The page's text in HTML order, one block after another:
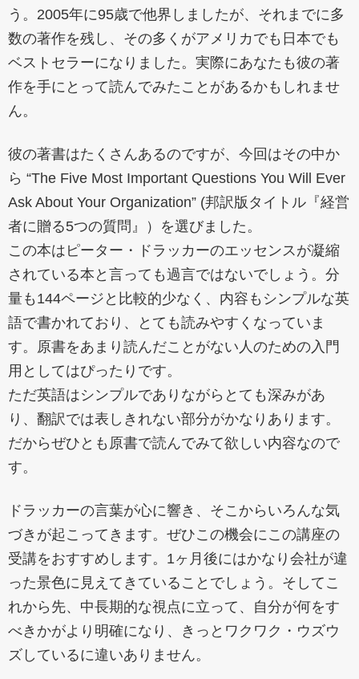
う。2005年に95歳で他界しましたが、それまでに多
数の著作を残し、その多くがアメリカでも日本でも
ベストセラーになりました。実際にあなたも彼の著
作を手にとって読んでみたことがあるかもしれませ
ん。
彼の著書はたくさんあるのですが、今回はその中か
ら “The Five Most Important Questions You Will Ever
Ask About Your Organization” (邦訳版タイトル『経営
者に贈る5つの質問』）を選びました。
この本はピーター・ドラッカーのエッセンスが凝縮
されている本と言っても過言ではないでしょう。分
量も144ページと比較的少なく、内容もシンプルな英
語で書かれており、とても読みやすくなっていま
す。原書をあまり読んだことがない人のための入門
用としてはぴったりです。
ただ英語はシンプルでありながらとても深みがあ
り、翻訳では表しきれない部分がかなりあります。
だからぜひとも原書で読んでみて欲しい内容なので
す。
ドラッカーの言葉が心に響き、そこからいろんな気
づきが起こってきます。ぜひこの機会にこの講座の
受講をおすすめします。1ヶ月後にはかなり会社が違
った景色に見えてきていることでしょう。そしてこ
れから先、中長期的な視点に立って、自分が何をす
べきかがより明確になり、きっとワクワク・ウズウ
ズしているに違いありません。